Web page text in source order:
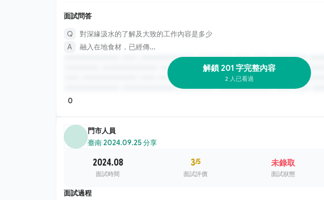
面試問答
對深緣汲水的了解及大致的工作內容是多少
融入在地食材，已經傳...
解鎖 201 字完整內容
2 人已看過
0
門市人員
臺南·2024.09.25 分享
2024.08
面試時間
3/5
面試評價
未錄取
面試狀態
面試過程